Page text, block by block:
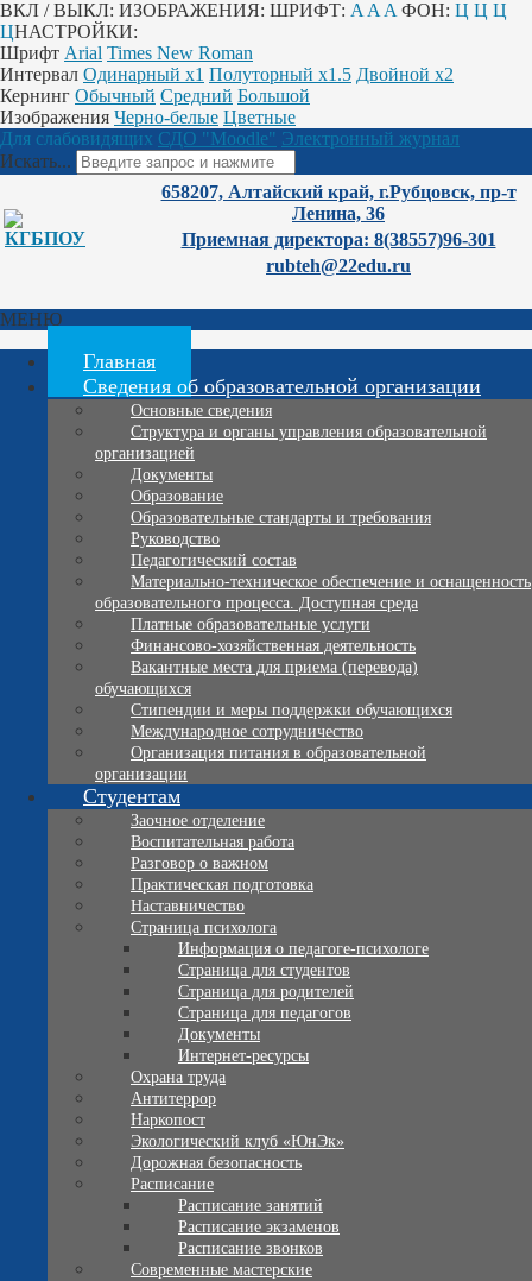
ВКЛ / ВЫКЛ: ИЗОБРАЖЕНИЯ: ШРИФТ: A A A ФОН: Ц Ц Ц
ЦНАСТРОЙКИ:
Шрифт Arial Times New Roman
Интервал Одинарный х1 Полуторный х1.5 Двойной х2
Кернинг Обычный Средний Большой
Изображения Черно-белые Цветные
Для слабовидящих СДО "Moodle" Электронный журнал
Искать...
658207, Алтайский край, г.Рубцовск, пр-т
Ленина, 36
Приемная директора: 8(38557)96-301
rubteh@22edu.ru
МЕНЮ
Главная
Сведения об образовательной организации
Основные сведения
Структура и органы управления образовательной
организацией
Документы
Образование
Образовательные стандарты и требования
Руководство
Педагогический состав
Материально-техническое обеспечение и оснащенность
образовательного процесса. Доступная среда
Платные образовательные услуги
Финансово-хозяйственная деятельность
Вакантные места для приема (перевода)
обучающихся
Стипендии и меры поддержки обучающихся
Международное сотрудничество
Организация питания в образовательной
организации
Студентам
Заочное отделение
Воспитательная работа
Разговор о важном
Практическая подготовка
Наставничество
Страница психолога
Информация о педагоге-психологе
Страница для студентов
Страница для родителей
Страница для педагогов
Документы
Интернет-ресурсы
Охрана труда
Антитеррор
Наркопост
Экологический клуб «ЮнЭк»
Дорожная безопасность
Расписание
Расписание занятий
Расписание экзаменов
Расписание звонков
Современные мастерские